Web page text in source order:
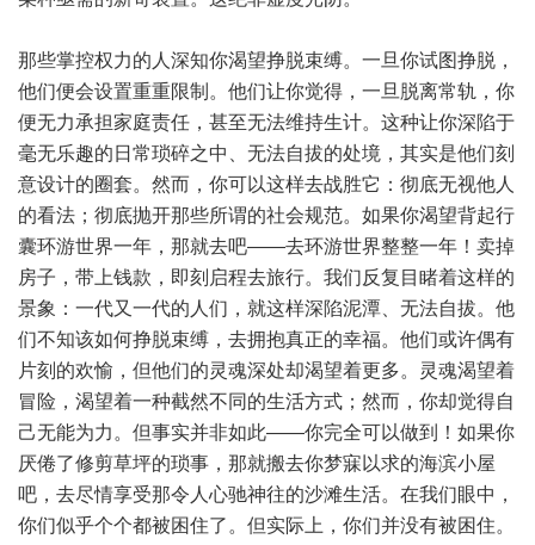
那些掌控权力的人深知你渴望挣脱束缚。一旦你试图挣脱，
他们便会设置重重限制。他们让你觉得，一旦脱离常轨，你
便无力承担家庭责任，甚至无法维持生计。这种让你深陷于
毫无乐趣的日常琐碎之中、无法自拔的处境，其实是他们刻
意设计的圈套。然而，你可以这样去战胜它：彻底无视他人
的看法；彻底抛开那些所谓的社会规范。如果你渴望背起行
囊环游世界一年，那就去吧——去环游世界整整一年！卖掉
房子，带上钱款，即刻启程去旅行。我们反复目睹着这样的
景象：一代又一代的人们，就这样深陷泥潭、无法自拔。他
们不知该如何挣脱束缚，去拥抱真正的幸福。他们或许偶有
片刻的欢愉，但他们的灵魂深处却渴望着更多。灵魂渴望着
冒险，渴望着一种截然不同的生活方式；然而，你却觉得自
己无能为力。但事实并非如此——你完全可以做到！如果你
厌倦了修剪草坪的琐事，那就搬去你梦寐以求的海滨小屋
吧，去尽情享受那令人心驰神往的沙滩生活。在我们眼中，
你们似乎个个都被困住了。但实际上，你们并没有被困住。